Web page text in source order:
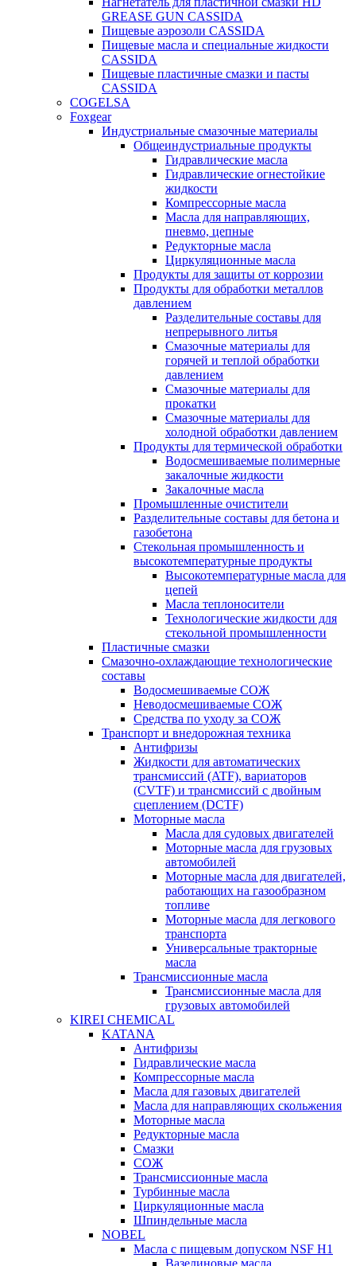
GREASE GUN CASSIDA
Пищевые аэрозоли CASSIDA
Пищевые масла и специальные жидкости
CASSIDA
Пищевые пластичные смазки и пасты
CASSIDA
COGELSA
Foxgear
Индустриальные смазочные материалы
Общеиндустриальные продукты
Гидравлические масла
Гидравлические огнестойкие
жидкости
Компрессорные масла
Масла для направляющих,
пневмо, цепные
Редукторные масла
Циркуляционные масла
Продукты для защиты от коррозии
Продукты для обработки металлов
давлением
Разделительные составы для
непрерывного литья
Смазочные материалы для
горячей и теплой обработки
давлением
Смазочные материалы для
прокатки
Смазочные материалы для
холодной обработки давлением
Продукты для термической обработки
Водосмешиваемые полимерные
закалочные жидкости
Закалочные масла
Промышленные очистители
Разделительные составы для бетона и
газобетона
Стекольная промышленность и
высокотемпературные продукты
Высокотемпературные масла для
цепей
Масла теплоносители
Технологические жидкости для
стекольной промышленности
Пластичные смазки
Смазочно-охлаждающие технологические
составы
Водосмешиваемые СОЖ
Неводосмешиваемые СОЖ
Средства по уходу за СОЖ
Транспорт и внедорожная техника
Антифризы
Жидкости для автоматических
трансмиссий (ATF), вариаторов
(CVTF) и трансмиссий с двойным
сцеплением (DCTF)
Моторные масла
Масла для судовых двигателей
Моторные масла для грузовых
автомобилей
Моторные масла для двигателей,
работающих на газообразном
топливе
Моторные масла для легкового
транспорта
Универсальные тракторные
масла
Трансмиссионные масла
Трансмиссионные масла для
грузовых автомобилей
KIREI CHEMICAL
KATANA
Антифризы
Гидравлические масла
Компрессорные масла
Масла для газовых двигателей
Масла для направляющих скольжения
Моторные масла
Редукторные масла
Смазки
СОЖ
Трансмиссионные масла
Турбинные масла
Циркуляционные масла
Шпиндельные масла
NOBEL
Масла с пищевым допуском NSF H1
Вазелиновые масла